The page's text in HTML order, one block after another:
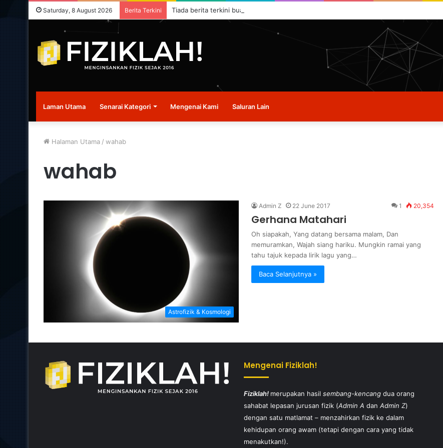
Saturday, 8 August 2026 Berita Terkini Tiada berita terkini buat masa ini.
Laman Utama Senarai Kategori Mengenai Kami Saluran Lain
Halaman Utama / wahab
wahab
Astrofizik & Kosmologi
Admin Z 22 June 2017 1 20,354
Gerhana Matahari
Oh siapakah, Yang datang bersama malam, Dan
memuramkan, Wajah siang hariku. Mungkin ramai yang
tahu tajuk kepada lirik lagu yang…
Baca Selanjutnya »
Mengenai Fiziklah!
Fiziklah! merupakan hasil sembang-kencang dua orang
sahabat lepasan jurusan fizik (Admin A dan Admin Z)
dengan satu matlamat – menzahirkan fizik ke dalam
kehidupan orang awam (tetapi dengan cara yang tidak
menakutkan!).